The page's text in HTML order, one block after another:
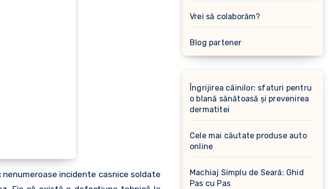
incidente casnice soldate
Vrei să colaborăm?
Blog partener
Îngrijirea câinilor: sfaturi pentru
o blană sănătoasă și prevenirea
dermatitei
Cele mai căutate produse auto
online
Machiaj Simplu de Seară: Ghid
Pas cu Pas